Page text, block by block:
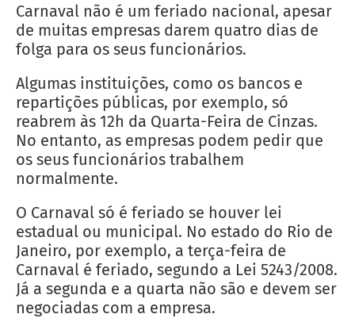
Carnaval não é um feriado nacional, apesar
de muitas empresas darem quatro dias de
folga para os seus funcionários.
Algumas instituições, como os bancos e
repartições públicas, por exemplo, só
reabrem às 12h da Quarta-Feira de Cinzas.
No entanto, as empresas podem pedir que
os seus funcionários trabalhem
normalmente.
O Carnaval só é feriado se houver lei
estadual ou municipal. No estado do Rio de
Janeiro, por exemplo, a terça-feira de
Carnaval é feriado, segundo a Lei 5243/2008.
Já a segunda e a quarta não são e devem ser
negociadas com a empresa.